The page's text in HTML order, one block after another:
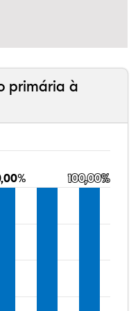
primária à
100,00%
100,00%